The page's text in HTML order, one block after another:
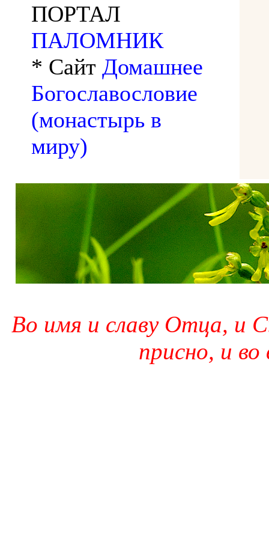
ПОРТАЛ
ПАЛОМНИК
* Сайт Домашнее
Богославословие
(монастырь в
миру)
Во имя и славу Отца, и
присно, и во